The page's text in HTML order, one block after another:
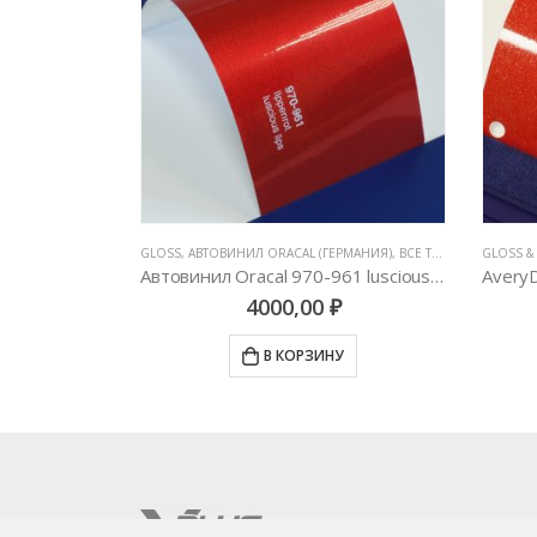
GLOSS, АВТОВИНИЛ ORACAL (ГЕРМАНИЯ), ВСЕ ТОВАРЫ
Автовинил Oracal 970-961 luscious lips – красный, глянец
4000,00 ₽
В КОРЗИНУ
GLOSS &